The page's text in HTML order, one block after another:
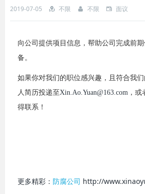
2019-07-05 不限 不限 面议
向公司提供项目信息，帮助公司完成前
备。
如果你对我们的职位感兴趣，且符合我
人简历投递至Xin.Ao.Yuan@163.com ，
得联系！
更多精彩： 防腐公司 http://